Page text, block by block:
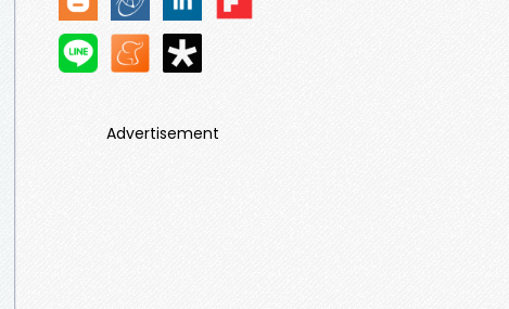
Advertisement